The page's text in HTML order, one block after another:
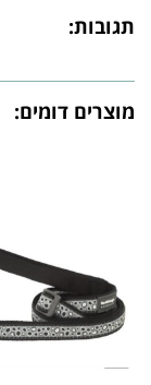
תגובות:
מוצרים דומים: